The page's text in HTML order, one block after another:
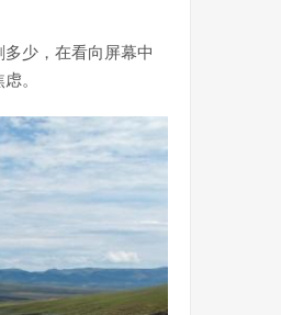
少，在看向屏幕中
。